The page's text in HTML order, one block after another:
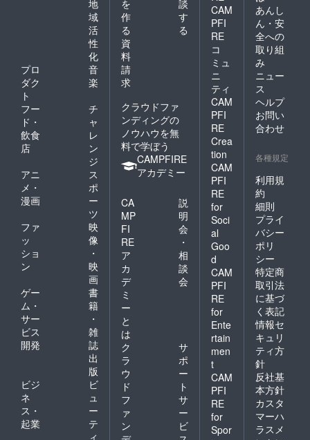
地
域
活
性
化
プロ
ダク
ト
音
楽
フー
ド・
飲食
店
チ
ャ
レ
ン
ジ
アニ
メ・
漫画
ス
ポ
ー
ツ
ファ
ッ
ショ
ン
映
像
・
映
画
ゲー
ム・
サー
ビス
開発
書
籍
・
雑
誌
出
版
ビジ
ネ
ス・
起業
ビ
ュ
ー
テ
ィ
を
作
る
談
す
る
資
料
請
求
クラウドファ
ンディングの
ノウハウを無
料で学ぼう
CAMPFIRE
アカデミー
CA
MP
FI
RE
ア
カ
デ
ミ
ー
と
は
説
明
会
・
相
談
会
ク
ラ
ウ
ド
フ
ァ
ン
サ
ポ
ー
ト
サ
ー
ビ
CAM
PFI
RE
コ
ミュ
ニ
ティ
CAM
PFI
RE
Crea
tion
CAM
PFI
RE
for
Soci
al
Goo
d
CAM
PFI
RE
for
Ente
rtain
men
t
CAM
PFI
RE
for
Spor
あんし
ん・安
全への
取り組
み
ニュー
ス
ヘルプ
お問い
合わせ
各種規定
利用規
約
細則
プライ
バシー
ポリ
シー
特定商
取引法
に基づ
く表記
情報セ
キュリ
ティ方
針
反社基
本方針
カスタ
マーハ
ラスメ